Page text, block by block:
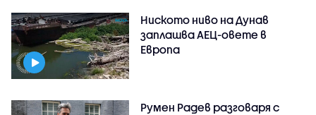
Ниското ниво на Дунав
заплашва АЕЦ-овете в
Европа
Румен Радев разговаря с